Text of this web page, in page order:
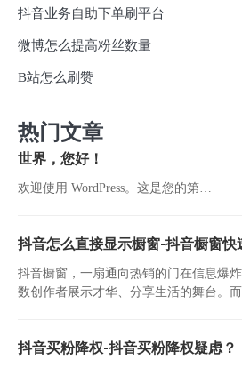
抖音业务自助下单刷平台
微博怎么提高粉丝数量
B站怎么刷赞
热门文章
世界，您好！
欢迎使用 WordPress。这是您的第…
抖音怎么直接显示橱窗-抖音橱窗快
抖音橱窗，一扇通向热销的门在信息爆
数创作者展示才华、分享生活的舞台。
抖音买粉降权-抖音买粉降权疑虑？